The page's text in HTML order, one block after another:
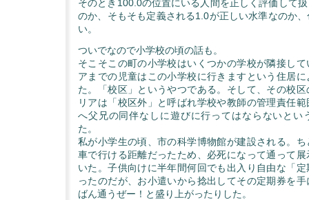
そのとき100.0の位置にいる人間を正しく評価して
のか、そもそも定義される1.0が正しい水準なのか
い。
ついでなので小学校の頃の話も。
そこそこの町の小学校はいくつかの学校が隣接し
アまでの児童はこの小学校に行きますという住居
た。「校区」というやつである。そして、その校
リアは「校区外」と呼ばれ学校や教師の管理責任
へ父兄の同伴なしに遊びに行ってはならないとい
た。
私が小学生の頃、市の科学博物館が建設される。
車で行ける距離だったため、必死になって通って
いた。子供向けに半年間何回でも出入り自由な「
ったのだが、お小遣いから捻出してその定期券を
ばん通うぜー！と盛り上がったりした。